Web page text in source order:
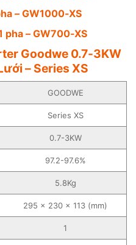
– GW1000-XS
pha – GW700-XS
Goodwe 0.7-3KW
– Series XS
GOODWE
Series XS
0.7-3KW
97.2-97.6%
5.8Kg
295 × 230 × 113 (mm)
1